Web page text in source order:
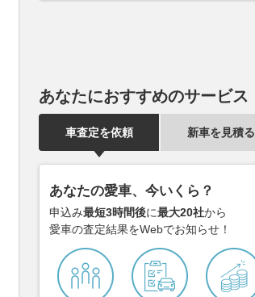
あなたにおすすめのサービス
車査定を依頼 新車を見積る
あなたの愛車、今いくら？
申込み最短3時間後に最大20社から
愛車の査定結果をWebでお知らせ！